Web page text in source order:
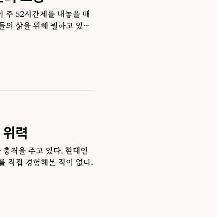
주 52시간제를 내놓을 때
의 삶을 위해 뭘하고 있었
력
격을 주고 있다. 현대인
직접 경험해본 적이 없다.